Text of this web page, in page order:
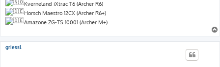
Kverneland iXtrac T6 (Archer R6)
Horsch Maestro 12CX (Archer R6+)
Amazone ZG-TS 10001 (Archer M+)
griessl